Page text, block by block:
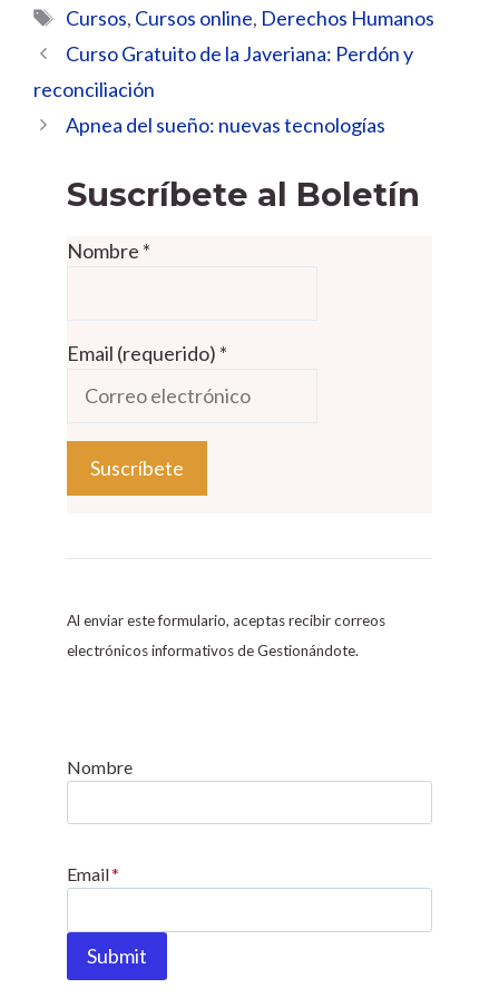
Etiquetas
Cursos, Cursos online, Derechos Humanos
Curso Gratuito de la Javeriana: Perdón y
reconciliación
Apnea del sueño: nuevas tecnologías
Suscríbete al Boletín
Nombre *
Email (requerido) *
o
s
t
C
n
a
U
Al enviar este formulario, aceptas recibir correos
electrónicos informativos de Gestionándote.
Nombre
Email*
Submit